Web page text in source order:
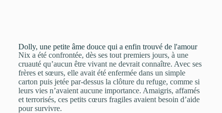
Dolly, une petite âme douce qui a enfin trouvé de l'amour
Nix a été confrontée, dès ses tout premiers jours, à une
cruauté qu’aucun être vivant ne devrait connaître. Avec ses
frères et sœurs, elle avait été enfermée dans un simple
carton puis jetée par-dessus la clôture du refuge, comme si
leurs vies n’avaient aucune importance. Amaigris, affamés
et terrorisés, ces petits cœurs fragiles avaient besoin d’aide
pour survivre.